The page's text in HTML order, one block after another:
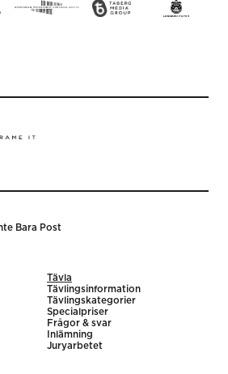
Bara Post
Tävla
Tävlingsinformation
Tävlingskategorier
Specialpriser
Frågor & svar
Inlämning
Juryarbetet